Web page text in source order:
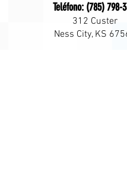
Teléfono: (785) 798-
312 Custer
Ness City, KS